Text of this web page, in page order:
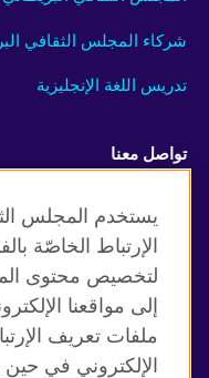
شركاء المجلس الثقافي
تدريس اللغة الإنجليزية
تواصل معنا
Twitter
موقع المجلس الثقافي
يستخدم المجلس
الإرتباط الخاصّة
لتخصيص محتوى
إلى مواقعنا
ملفات تعريف
الإلكتروني في